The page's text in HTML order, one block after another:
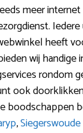
meer
heeft
wij handige
rondom
ook
boodschappen
,Siegerswoude